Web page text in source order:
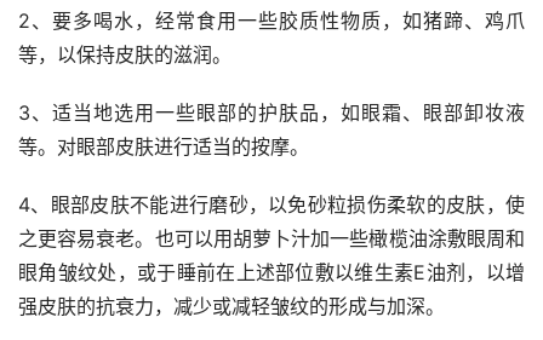
2、要多喝水，经常食用一些胶质性物质，如猪蹄、鸡爪
等，以保持皮肤的滋润。
3、适当地选用一些眼部的护肤品，如眼霜、眼部卸妆液
等。对眼部皮肤进行适当的按摩。
4、眼部皮肤不能进行磨砂，以免砂粒损伤柔软的皮肤，使
之更容易衰老。也可以用胡萝卜汁加一些橄榄油涂敷眼周和
眼角皱纹处，或于睡前在上述部位敷以维生素E油剂，以增
强皮肤的抗衰力，减少或减轻皱纹的形成与加深。